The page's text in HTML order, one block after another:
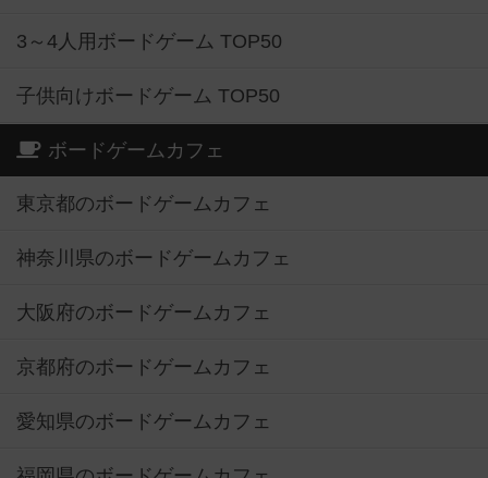
3～4人用ボードゲーム TOP50
子供向けボードゲーム TOP50
ボードゲームカフェ
東京都のボードゲームカフェ
神奈川県のボードゲームカフェ
大阪府のボードゲームカフェ
京都府のボードゲームカフェ
愛知県のボードゲームカフェ